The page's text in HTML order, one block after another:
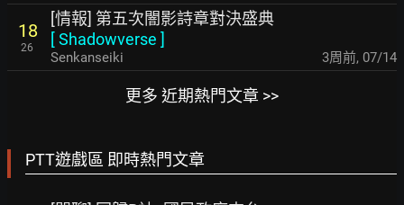
18
26
[情報] 第五次闇影詩章對決盛典
[Shadowverse ]
Senkanseiki 3周前, 07/14
更多 近期熱門文章 >>
PTT遊戲區 即時熱門文章